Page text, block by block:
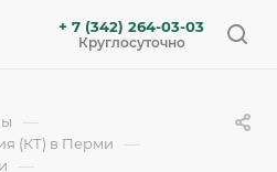
+ 7 (342) 264-03-03
Круглосуточно
—
(КТ) в Перми —
—